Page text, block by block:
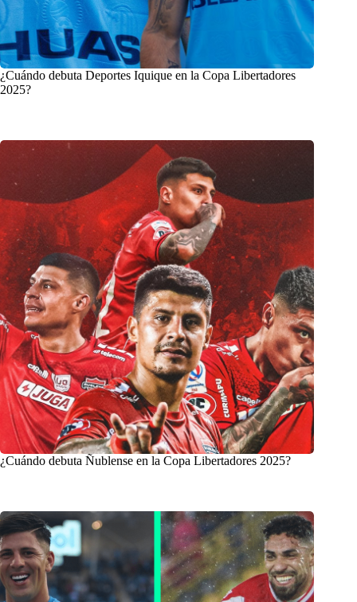
¿Cuándo debuta Deportes Iquique en la Copa Libertadores
2025?
¿Cuándo debuta Ñublense en la Copa Libertadores 2025?